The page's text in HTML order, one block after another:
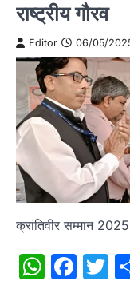
राष्ट्रीय गौरव
Editor 06/05/
क्रांतिवीर सम्मान